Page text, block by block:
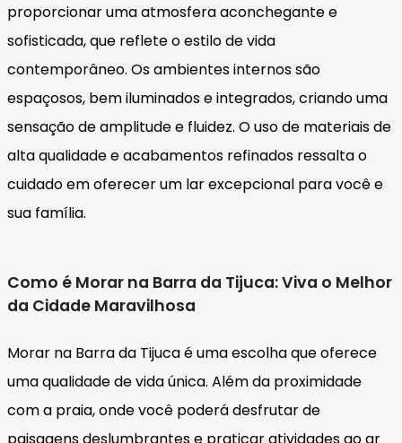
proporcionar uma atmosfera aconchegante e
sofisticada, que reflete o estilo de vida
contemporâneo. Os ambientes internos são
espaçosos, bem iluminados e integrados, criando uma
sensação de amplitude e fluidez. O uso de materiais de
alta qualidade e acabamentos refinados ressalta o
cuidado em oferecer um lar excepcional para você e
sua família.
Como é Morar na Barra da Tijuca: Viva o Melhor
da Cidade Maravilhosa
Morar na Barra da Tijuca é uma escolha que oferece
uma qualidade de vida única. Além da proximidade
com a praia, onde você poderá desfrutar de
paisagens deslumbrantes e praticar atividades ao ar